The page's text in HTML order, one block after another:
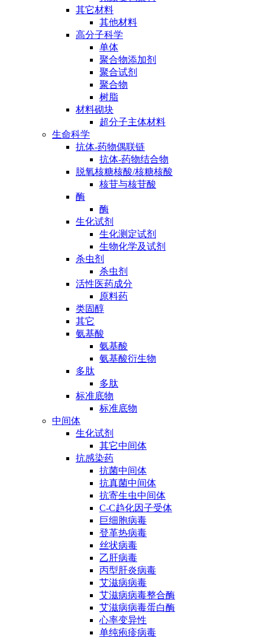
其它材料
其他材料
高分子科学
单体
聚合物添加剂
聚合试剂
聚合物
树脂
材料砌块
超分子主体材料
生命科学
抗体-药物偶联链
抗体-药物结合物
脱氧核糖核酸/核糖核酸
核苷与核苷酸
酶
酶
生化试剂
生化测定试剂
生物化学及试剂
杀虫剂
杀虫剂
活性医药成分
原料药
类固醇
其它
氨基酸
氨基酸
氨基酸衍生物
多肽
多肽
标准底物
标准底物
中间体
生化试剂
其它中间体
抗感染药
抗菌中间体
抗真菌中间体
抗寄生虫中间体
C-C趋化因子受体
巨细胞病毒
登革热病毒
丝状病毒
乙肝病毒
丙型肝炎病毒
艾滋病病毒
艾滋病病毒整合酶
艾滋病病毒蛋白酶
心率变异性
单纯疱疹病毒